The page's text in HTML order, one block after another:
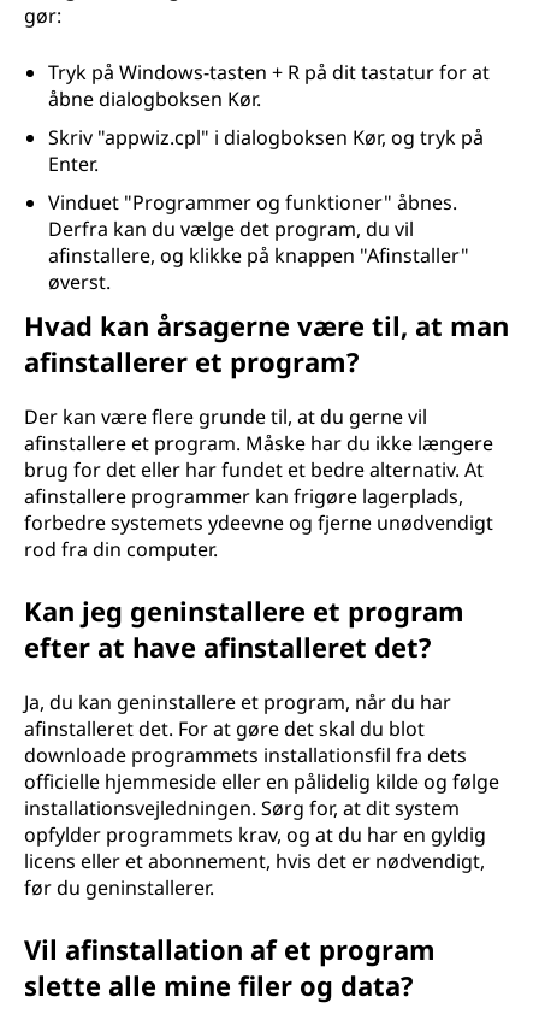
gør:
Tryk på Windows-tasten + R på dit tastatur for at
åbne dialogboksen Kør.
Skriv "appwiz.cpl" i dialogboksen Kør, og tryk på
Enter.
Vinduet "Programmer og funktioner" åbnes.
Derfra kan du vælge det program, du vil
afinstallere, og klikke på knappen "Afinstaller"
øverst.
Hvad kan årsagerne være til, at man
afinstallerer et program?
Der kan være flere grunde til, at du gerne vil
afinstallere et program. Måske har du ikke længere
brug for det eller har fundet et bedre alternativ. At
afinstallere programmer kan frigøre lagerplads,
forbedre systemets ydeevne og fjerne unødvendigt
rod fra din computer.
Kan jeg geninstallere et program
efter at have afinstalleret det?
Ja, du kan geninstallere et program, når du har
afinstalleret det. For at gøre det skal du blot
downloade programmets installationsfil fra dets
officielle hjemmeside eller en pålidelig kilde og følge
installationsvejledningen. Sørg for, at dit system
opfylder programmets krav, og at du har en gyldig
licens eller et abonnement, hvis det er nødvendigt,
før du geninstallerer.
Vil afinstallation af et program
slette alle mine filer og data?